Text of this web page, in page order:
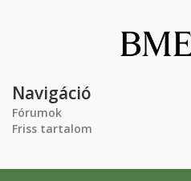
Navigáció
Fórumok
Friss tartalom